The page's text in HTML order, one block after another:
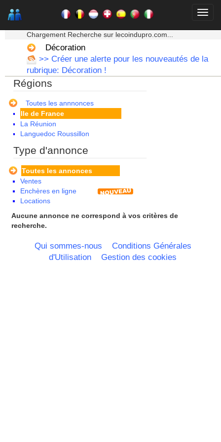
Chargement Recherche sur lecoindupro.com...
Décoration
>> Créer une alerte pour les nouveautés de la
rubrique: Décoration !
Régions
Toutes les annnonces
Basse Normandie
Bretagne
Centre
Champagne Ardenne
Corse
Franche Comte - Suisse
Guadeloupe
Guyane
Haute Normandie
Ile de France
La Réunion
Languedoc Roussillon
Lorraine
Martinique
Mayotte
Midi Pyrenees - Espagne -
Portugal
Nord Pas de Calais - Belgique -
Pays Bas
Pays de la Loire
Poitou Charentes
Principauté de Monaco
Provence Alpes Cote d'Azur -
Type d'annonce
Toutes les annonces
Ventes
Enchères en ligne
Locations
Aucune annonce ne correspond à vos critères de
recherche.
Qui sommes-nous
Conditions Générales
d'Utilisation
Gestion des cookies